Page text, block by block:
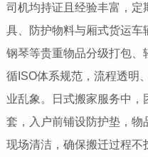
司机均持证且经验丰富，定
具、防护物料与厢式货运车
钢琴等贵重物品分级打包、
循ISO体系规范，流程透明
业乱象。日式搬家服务中
套，入户前铺设防护垫，
现场清洁，确保搬迁过程不